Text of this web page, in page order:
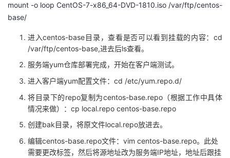
注
开
发
者
学
的
Programs
我
的
持
mount -o loop CentOS-7-x86_64-DVD-1810.iso /var/ftp/centos-
base/
进入centos-base目录，查看是否可以看到挂载的内容：cd
/var/ftp/centos-base,进去后ls查看。
服务端yum仓库部署完成，开始在客户端测试。
进入客户端yum配置文件：cd /etc/yum.repo.d/
将目录下的 repo复制为centos-base.repo（根据工作中具体
情况来做）：cp local.repo centos-base.repo
创建bak目录，将原文件local.repo放进去。
编辑centos-base.repo文件：vim centos-base.repo。此处
需要更改标签，然后将源地址改为服务端IP地址，地址后跟挂